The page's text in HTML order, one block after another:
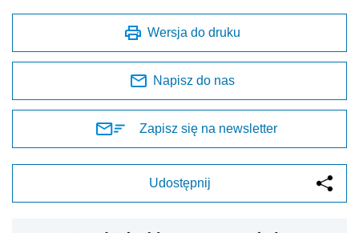
Wersja do druku
Napisz do nas
Zapisz się na newsletter
Udostępnij